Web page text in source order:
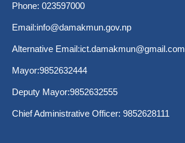
Phone: 023597000
Email:info@damakmun.gov.np
Alternative Email:ict.damakmun@gmail.com
Mayor:9852632444
Deputy Mayor:9852632555
Chief Administrative Officer: 9852628111